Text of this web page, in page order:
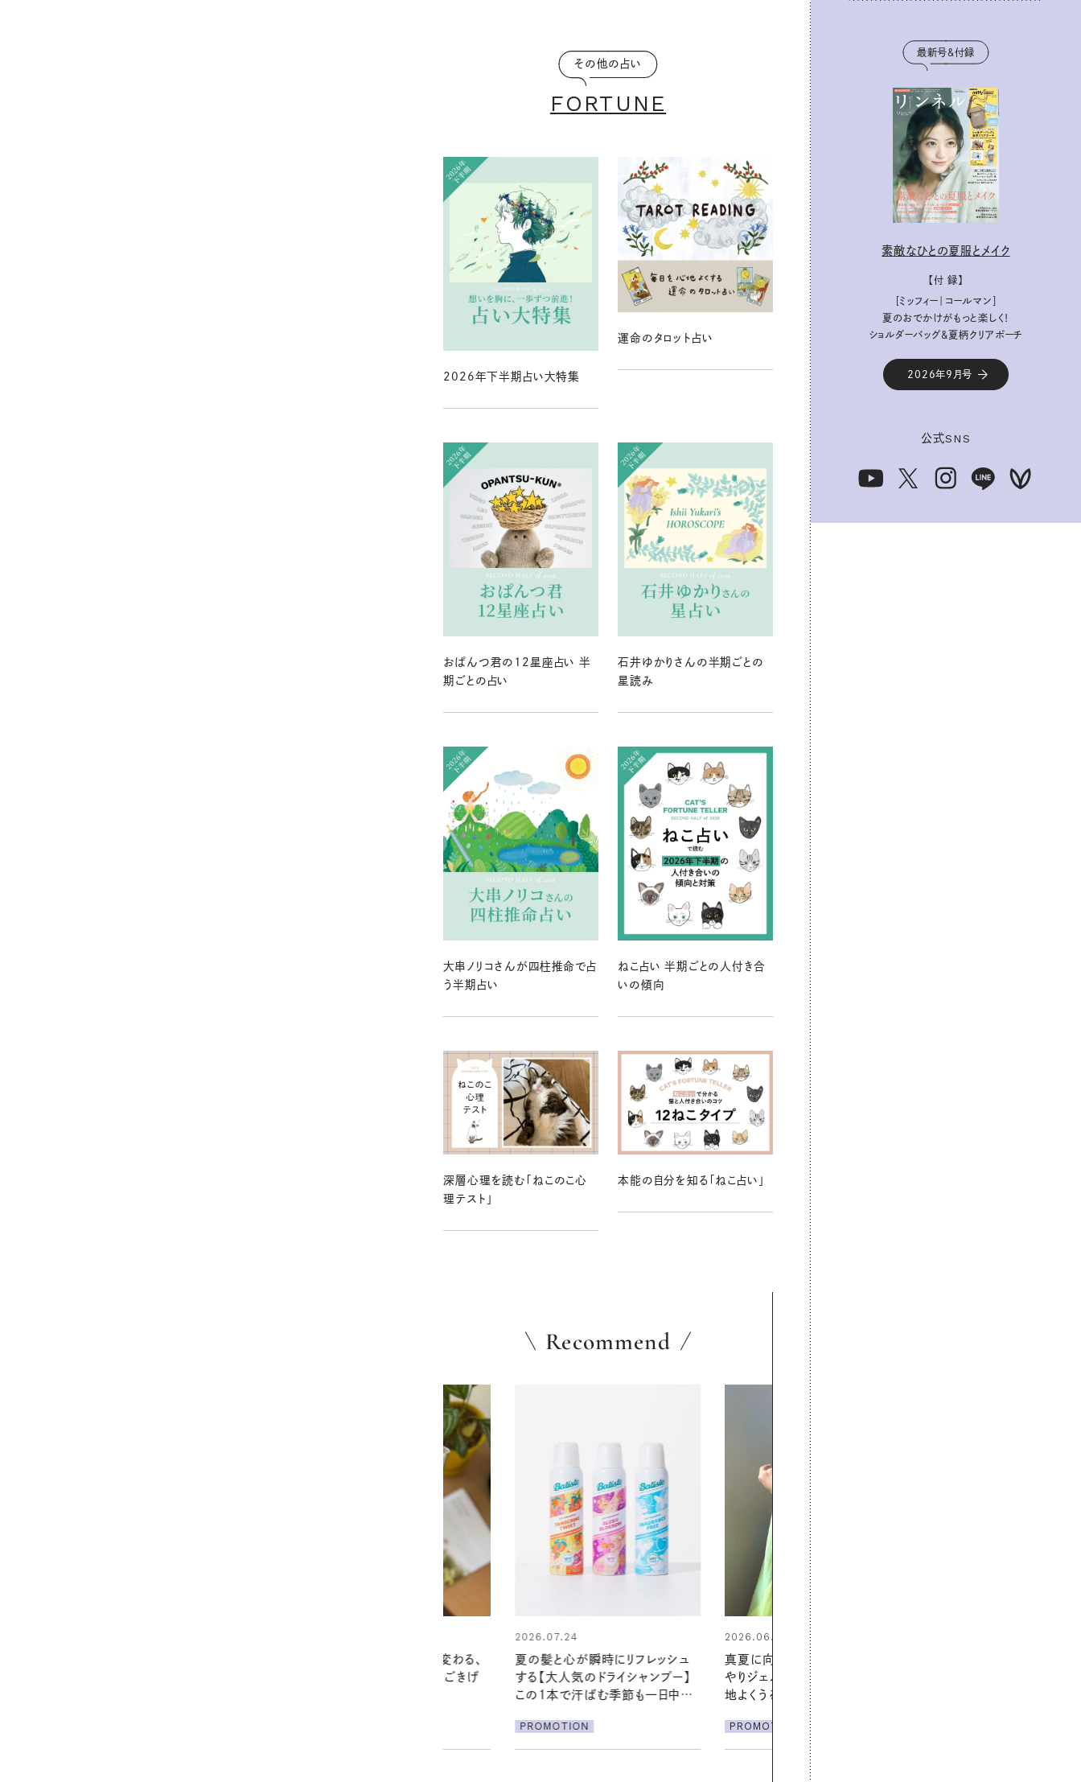
その他の占い
FORTUNE
2026年下半期占い大特集
運命のタロット占い
おぱんつ君の12星座占い 半
期ごとの占い
石井ゆかりさんの半期ごとの
星読み
大串ノリコさんが四柱推命で占
う半期占い
ねこ占い 半期ごとの人付き合
いの傾向
深層心理を読む「ねこのこ心
理テスト」
本能の自分を知る「ねこ占い」
Recommend
夏の髪と心が瞬時にリフレッシュ
する【大人気のドライシャンプー】
2026.06.01
真夏に向けて、ハーブが香るひん
やりジェルと出合う。暑い季節に心
地よくうるおう、軽やかなボディケ
PROMOTION
2026.07.21
【高山都さんが楽しむデンマーク
発・ベーリングの腕時計】 アクセサ
リーとの重ねづけも素敵な大人の
最新号＆付録
素敵なひとの夏服とメイク
【付 録】
［ミッフィー｜コールマン］
夏のおでかけがもっと楽しく！
ショルダーバッグ&夏柄クリアポーチ
2026年9月号
公式SNS